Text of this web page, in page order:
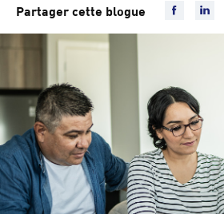
Partager cette blogue